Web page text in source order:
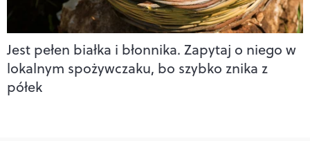
Jest pełen białka i błonnika. Zapytaj o niego w
lokalnym spożywczaku, bo szybko znika z
półek